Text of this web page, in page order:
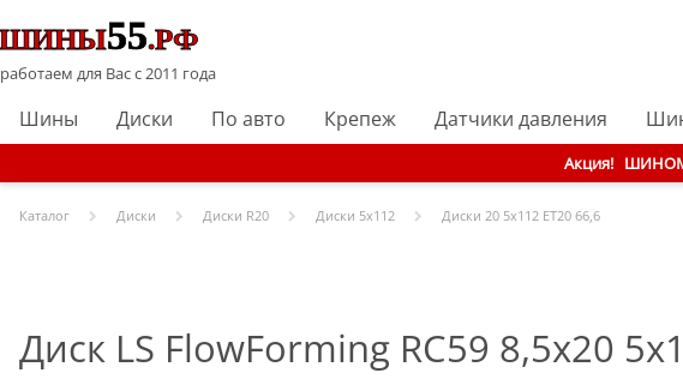
работаем для Вас с 2011 года
Шины Диски По авто Крепеж Датчики давления
Акция!
Каталог Диски Диски R20 Диски 5x112 Диски 20 5x112 ET20 66,6
Диск LS FlowForming RC59 8,5x20